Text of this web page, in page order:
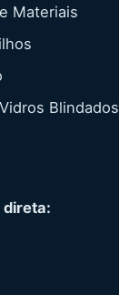
Materiais
Blindados
direta: